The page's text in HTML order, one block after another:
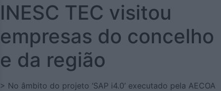
INESC TEC visitou
empresas do concelho
e da região
> No âmbito do projeto ‘SAP i4.0’ executado pela AECOA